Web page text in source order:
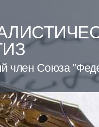
член Союза